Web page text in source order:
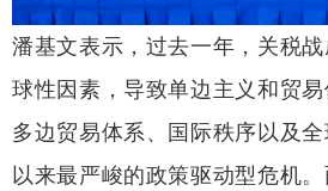
潘基文表示，过去一年，关税
球性因素，导致单边主义和贸易
多边贸易体系、国际秩序以及
以来最严峻的政策驱动型危机